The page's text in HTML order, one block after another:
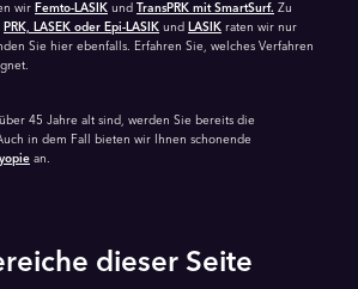
wir Femto-LASIK und TransPRK mit SmartSurf. Zu
PRK, LASEK oder Epi-LASIK und LASIK raten wir nur
Sie hier ebenfalls. Erfahren Sie, welches Verfahren
45 Jahre alt sind, werden Sie bereits die
in dem Fall bieten wir Ihnen schonende
an.
dieser Seite